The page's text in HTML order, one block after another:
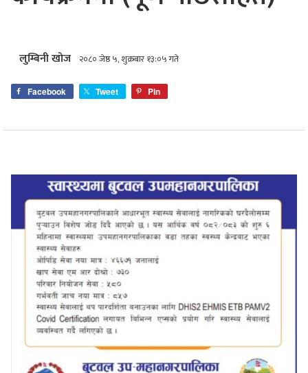
लुम्बिनी खोज २०८० जेष्ठ ५, शुक्रबार १३:०५ गते
Facebook Tweet Pin